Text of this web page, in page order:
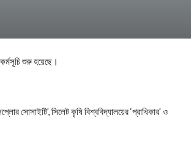
শুরু হয়েছে।
সোসাইটি’, সিলেট কৃষি বিশ্ববিদ্যালয়ের ‘প্রাধিকার’ ও